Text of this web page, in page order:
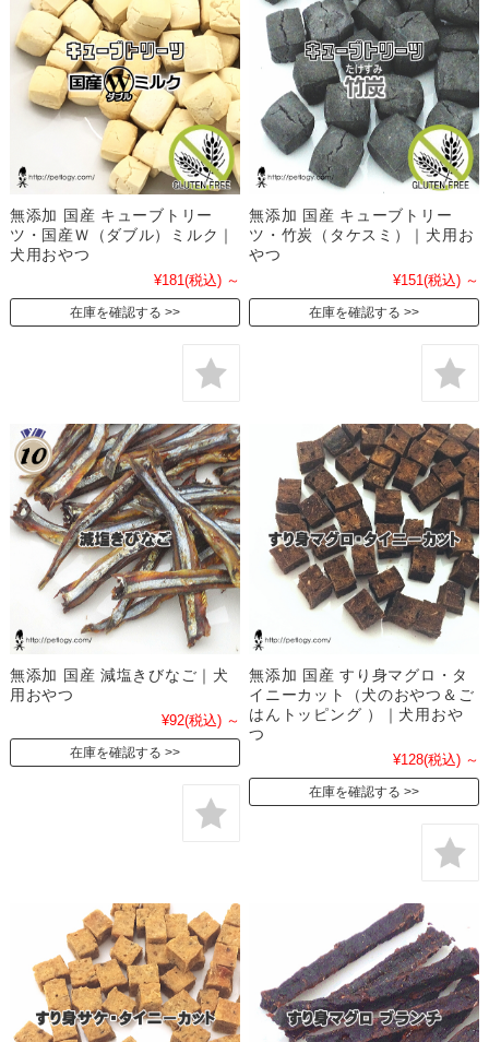
無添加 国産 キューブトリー
ツ・国産Ｗ（ダブル）ミルク｜
犬用おやつ
¥181(税込) ～
在庫を確認する
無添加 国産 キューブトリー
ツ・竹炭（タケスミ）｜犬用お
やつ
¥151(税込) ～
在庫を確認する
無添加 国産 減塩きびなご｜犬
用おやつ
¥92(税込) ～
在庫を確認する
無添加 国産 すり身マグロ・タ
イニーカット（犬のおやつ＆ご
はんトッピング ）｜犬用おや
つ
¥128(税込) ～
在庫を確認する